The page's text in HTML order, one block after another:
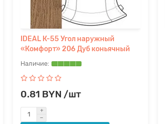
IDEAL К-55 Угол наружный
«Комфорт» 206 Дуб коньячный
0.81 BYN /шт